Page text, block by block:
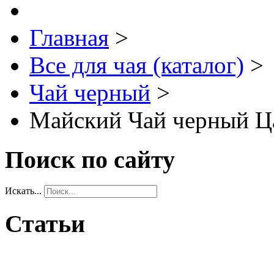
Главная >
Все для чая (каталог) >
Чай черный >
Майский Чай черный
Поиск по сайту
Искать...
Статьи